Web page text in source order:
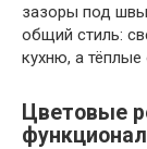
зазоры под
общий стиль:
кухню, а
Цветовые